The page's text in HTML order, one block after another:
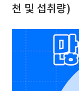
천 및 섭취량)